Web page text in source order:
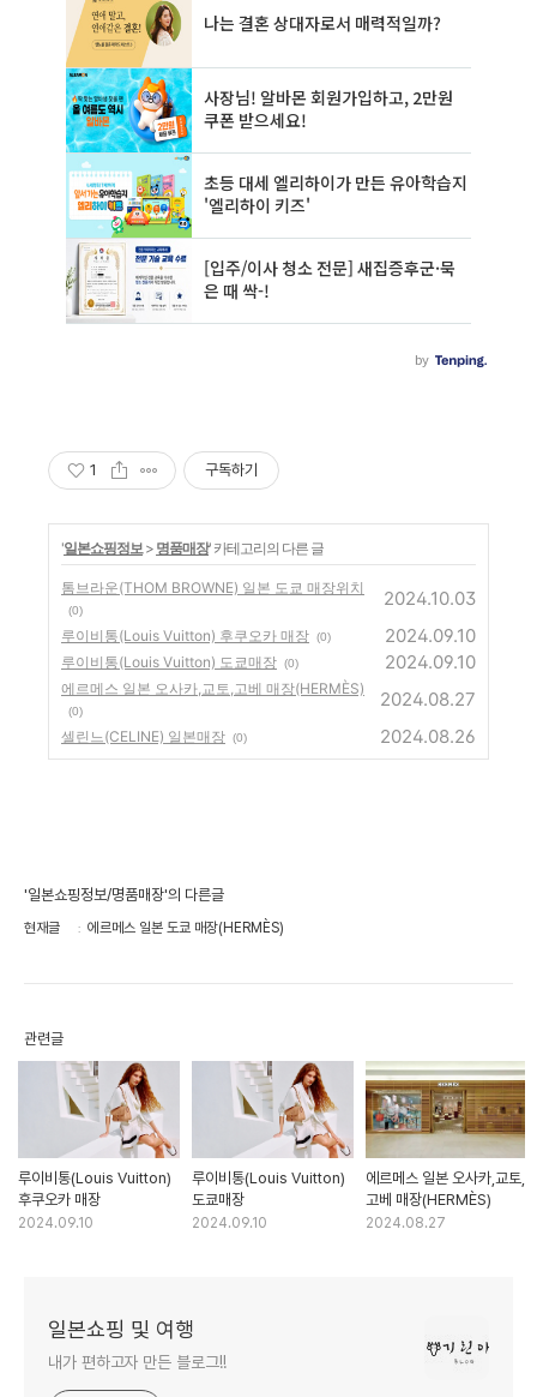
1 구독하기
'일본쇼핑정보 > 명품매장' 카테고리의 다른 글
톰브라운(THOM BROWNE) 일본 도쿄 매장위치
(0)
2024.10.03
루이비통(Louis Vuitton) 후쿠오카 매장 (0) 2024.09.10
루이비통(Louis Vuitton) 도쿄매장 (0) 2024.09.10
에르메스 일본 오사카,교토,고베 매장(HERMÈS)
(0)
2024.08.27
셀린느(CELINE) 일본매장 (0) 2024.08.26
'일본쇼핑정보/명품매장'의 다른글
현재글 에르메스 일본 도쿄 매장(HERMÈS)
관련글
루이비통(Louis Vuitton)
후쿠오카 매장
2024.09.10
루이비통(Louis Vuitton)
도쿄매장
2024.09.10
에르메스 일본 오사카,교토,
고베 매장(HERMÈS)
2024.08.27
일본쇼핑 및 여행
내가 편하고자 만든 블로그!!